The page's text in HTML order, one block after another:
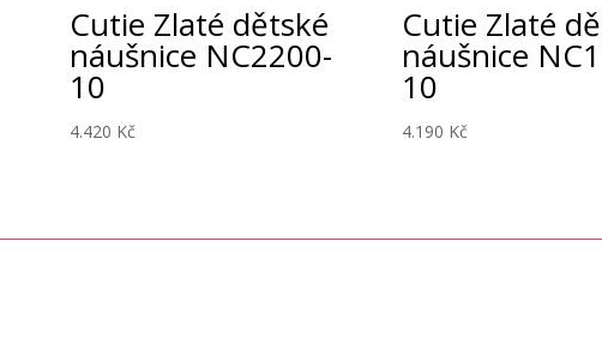
Cutie Zlaté dětské
náušnice NC2200-
10
4.420 Kč
Cutie Zlaté
náušnice
10
4.190 Kč